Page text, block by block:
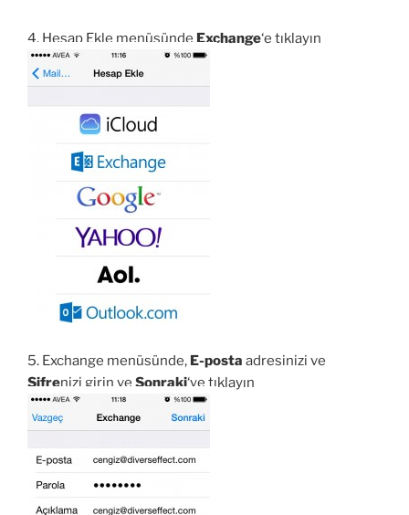
4. Hesap Ekle menüsünde Exchange‘e tıklayın
5. Exchange menüsünde, E-posta adresinizi ve
Şifrenizi girin ve Sonraki‘ye tıklayın